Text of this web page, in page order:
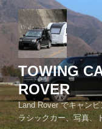
コ
ン
テ
ツ
へ
ス
キ
ッ
TOWING
ROVER
Land Rover でキャン
ラシックカー、写真、